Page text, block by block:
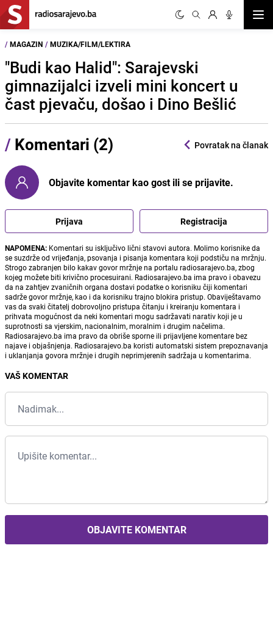
/ MAGAZIN / MUZIKA/FILM/LEKTIRA
"Budi kao Halid": Sarajevski
gimnazijalci izveli mini koncert u
čast pjevaču, došao i Dino Bešlić
/ Komentari (2) Povratak na članak
Objavite komentar kao gost ili se prijavite.
Prijava Registracija
NAPOMENA: Komentari su isključivo lični stavovi autora. Molimo korisnike da
se suzdrže od vrijeđanja, psovanja i pisanja komentara koji podstiču na mržnju.
Strogo zabranjen bilo kakav govor mržnje na portalu radiosarajevo.ba, zbog
kojeg možete biti krivično procesuirani. Radiosarajevo.ba ima pravo i obavezu
da na zahtjev zvaničnih organa dostavi podatke o korisniku čiji komentari
sadrže govor mržnje, kao i da korisniku trajno blokira pristup. Obaviještavamo
vas da svaki čitatelj dobrovoljno pristupa čitanju i kreiranju komentara i
prihvata mogućnost da neki komentari mogu sadržavati narativ koji je u
suprotnosti sa vjerskim, nacionalnim, moralnim i drugim načelima.
Radiosarajevo.ba ima pravo da obriše sporne ili prijavljene komentare bez
najave i objašnjenja. Radiosarajevo.ba koristi automatski sistem prepoznavanja
i uklanjanja govora mržnje i drugih neprimjerenih sadržaja u komentarima.
VAŠ KOMENTAR
OBJAVITE KOMENTAR